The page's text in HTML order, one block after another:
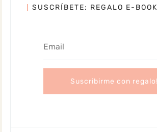
SUSCRÍBETE: REGALO E-BOOK